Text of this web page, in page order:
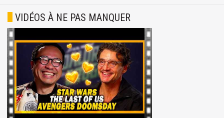
VIDÉOS À NE PAS MANQUER